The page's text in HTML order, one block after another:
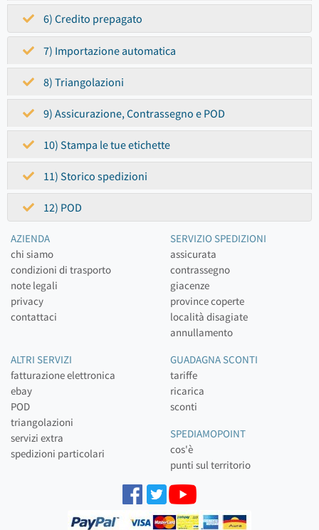
6) Credito prepagato
7) Importazione automatica
8) Triangolazioni
9) Assicurazione, Contrassegno e POD
10) Stampa le tue etichette
11) Storico spedizioni
12) POD
AZIENDA
chi siamo
condizioni di trasporto
note legali
privacy
contattaci
SERVIZIO SPEDIZIONI
assicurata
contrassegno
giacenze
province coperte
località disagiate
annullamento
ALTRI SERVIZI
fatturazione elettronica
ebay
POD
triangolazioni
servizi extra
spedizioni particolari
GUADAGNA SCONTI
tariffe
ricarica
sconti
SPEDIAMOPOINT
cos'è
punti sul territorio